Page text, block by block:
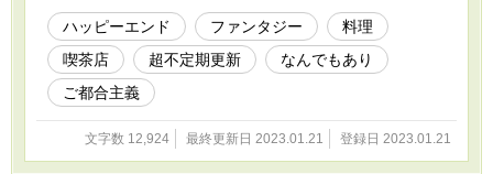
ハッピーエンド ファンタジー
料理
喫茶店
超不定期更新
なんでもあり
ご都合主義
文字数 12,924 最終更新日 2023.01.21 登録日 2023.01.21